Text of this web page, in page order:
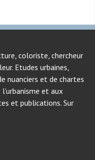
coloriste, chercheur
Etudes urbaines,
nuanciers et de chartes
et aux
et publications. Sur